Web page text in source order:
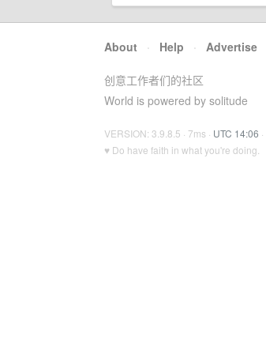
About · Help · Advertise
创意工作者们的社区
World is powered by solitude
VERSION: 3.9.8.5 · 7ms · UTC 14:06 ·
♥ Do have faith in what you're doing.